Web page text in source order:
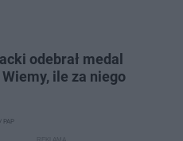
odebrał medal
ile za niego
PAP